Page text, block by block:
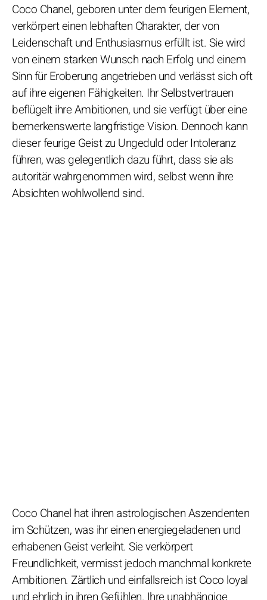
Coco Chanel, geboren unter dem feurigen Element,
verkörpert einen lebhaften Charakter, der von
Leidenschaft und Enthusiasmus erfüllt ist. Sie wird
von einem starken Wunsch nach Erfolg und einem
Sinn für Eroberung angetrieben und verlässt sich oft
auf ihre eigenen Fähigkeiten. Ihr Selbstvertrauen
beflügelt ihre Ambitionen, und sie verfügt über eine
bemerkenswerte langfristige Vision. Dennoch kann
dieser feurige Geist zu Ungeduld oder Intoleranz
führen, was gelegentlich dazu führt, dass sie als
autoritär wahrgenommen wird, selbst wenn ihre
Absichten wohlwollend sind.
Coco Chanel hat ihren astrologischen Aszendenten
im Schützen, was ihr einen energiegeladenen und
erhabenen Geist verleiht. Sie verkörpert
Freundlichkeit, vermisst jedoch manchmal konkrete
Ambitionen. Zärtlich und einfallsreich ist Coco loyal